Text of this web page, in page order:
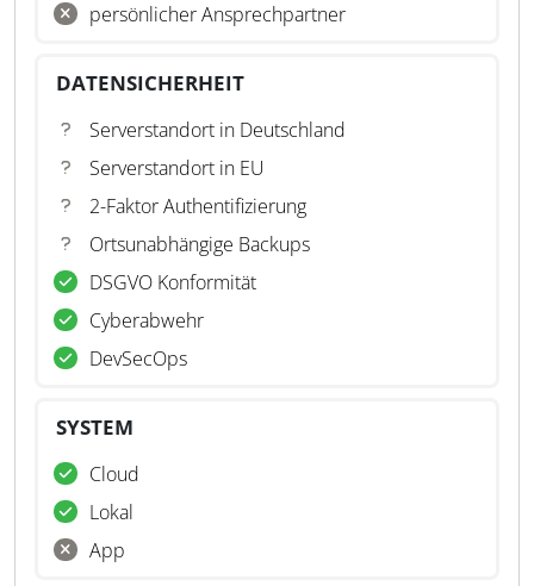
persönlicher Ansprechpartner
DATENSICHERHEIT
Serverstandort in Deutschland
Serverstandort in EU
2-Faktor Authentifizierung
Ortsunabhängige Backups
DSGVO Konformität
Cyberabwehr
DevSecOps
SYSTEM
Cloud
Lokal
App